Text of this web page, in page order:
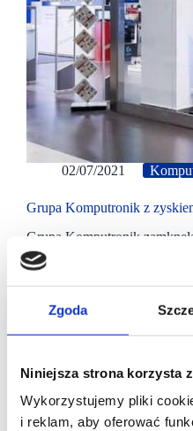
Zgoda
Niniejsza strona korzysta
Wykorzystujemy pliki
i reklam, aby oferować
02/07/2021
Grupa Komputronik z
Grupa Komputronik
z zyskiem. Wyniki
2020 pokazują, że Grupa
zysku netto. Grupa